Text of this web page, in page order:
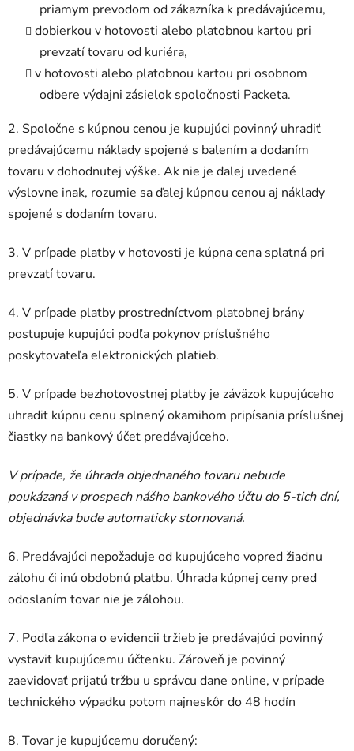
priamym prevodom od zákazníka k predávajúcemu,
dobierkou v hotovosti alebo platobnou kartou pri
prevzatí tovaru od kuriéra,
v hotovosti alebo platobnou kartou pri osobnom
odbere výdajni zásielok spoločnosti Packeta.
2. Spoločne s kúpnou cenou je kupujúci povinný uhradiť
predávajúcemu náklady spojené s balením a dodaním
tovaru v dohodnutej výške. Ak nie je ďalej uvedené
výslovne inak, rozumie sa ďalej kúpnou cenou aj náklady
spojené s dodaním tovaru.
3. V prípade platby v hotovosti je kúpna cena splatná pri
prevzatí tovaru.
4. V prípade platby prostredníctvom platobnej brány
postupuje kupujúci podľa pokynov príslušného
poskytovateľa elektronických platieb.
5. V prípade bezhotovostnej platby je záväzok kupujúceho
uhradiť kúpnu cenu splnený okamihom pripísania príslušnej
čiastky na bankový účet predávajúceho.
V prípade, že úhrada objednaného tovaru nebude
poukázaná v prospech nášho bankového účtu do 5-tich dní,
objednávka bude automaticky stornovaná.
6. Predávajúci nepožaduje od kupujúceho vopred žiadnu
zálohu či inú obdobnú platbu. Úhrada kúpnej ceny pred
odoslaním tovar nie je zálohou.
7. Podľa zákona o evidencii tržieb je predávajúci povinný
vystaviť kupujúcemu účtenku. Zároveň je povinný
zaevidovať prijatú tržbu u správcu dane online, v prípade
technického výpadku potom najneskôr do 48 hodín
8. Tovar je kupujúcemu doručený: